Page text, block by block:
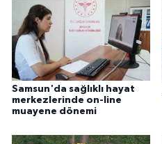
Samsun'da sağlıklı hayat
merkezlerinde on-line
muayene dönemi
SİYASET
SPOR HABERLERİ
TEKNOLOJİ